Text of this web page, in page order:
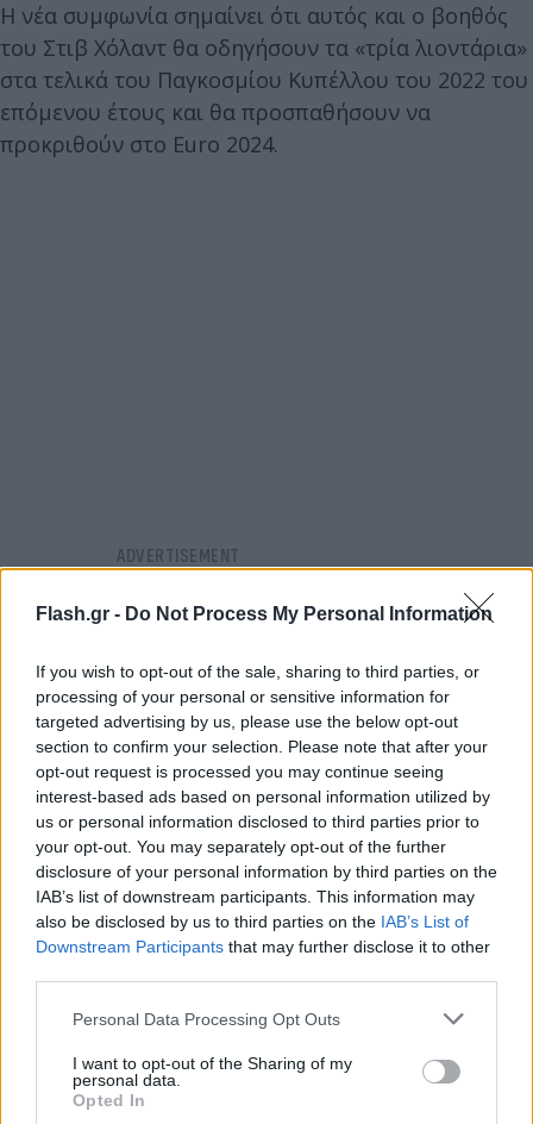
Flash.gr - Do Not Process My Personal Information
If you wish to opt-out of the sale, sharing to third parties, or
processing of your personal or sensitive information for
targeted advertising by us, please use the below opt-out
section to confirm your selection. Please note that after your
opt-out request is processed you may continue seeing
interest-based ads based on personal information utilized by
us or personal information disclosed to third parties prior to
your opt-out. You may separately opt-out of the further
disclosure of your personal information by third parties on the
IAB’s list of downstream participants. This information may
also be disclosed by us to third parties on the IAB’s List of
Downstream Participants that may further disclose it to other
Please note that this website/app uses one or more Google
not limited to your visit or usage behaviour. You may click to
grant or deny consent to Google and its third-party tags to
use your data for below specified purposes in below Google
Personal Data Processing Opt Outs
I want to opt-out of the Sharing of my
personal data.
Opted In
Η νέα συμφωνία σημαίνει ότι αυτός και ο βοηθός
του Στιβ Χόλαντ θα οδηγήσουν τα «τρία λιοντάρια»
στα τελικά του Παγκοσμίου Κυπέλλου του 2022 του
επόμενου έτους και θα προσπαθήσουν να
προκριθούν στο Euro 2024.
αντίστοιχους ρόλους μας», είπε ο Σάουθγκεϊτ και
πρόσθεσε: «Έχουμε μια μεγάλη ευκαιρία μπροστά
μας και ξέρω ότι οι οπαδοί είναι όλοι